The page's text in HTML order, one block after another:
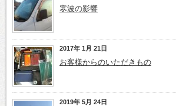
寒波の影響
2017年 1月 21日
お客様からのいただきもの
2019年 5月 24日